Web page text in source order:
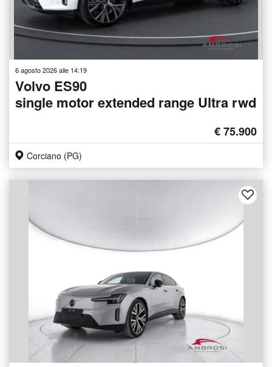
6 agosto 2026 alle 14:19
Volvo ES90
single motor extended range Ultra rwd
€ 75.900
Corciano (PG)